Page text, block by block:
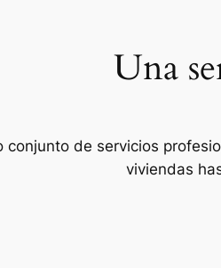
Una
conjunto de servicios
viviendas